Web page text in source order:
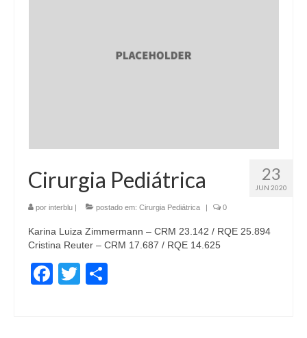
23
JUN 2020
Cirurgia Pediátrica
por interblu | postado em: Cirurgia Pediátrica | 0
Karina Luiza Zimmermann – CRM 23.142 / RQE 25.894
Cristina Reuter – CRM 17.687 / RQE 14.625
Facebook
Twitter